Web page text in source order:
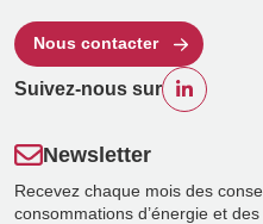
Nous contacter
Suivez-nous sur
Newsletter
Recevez chaque mois des
consommations d’énergie et